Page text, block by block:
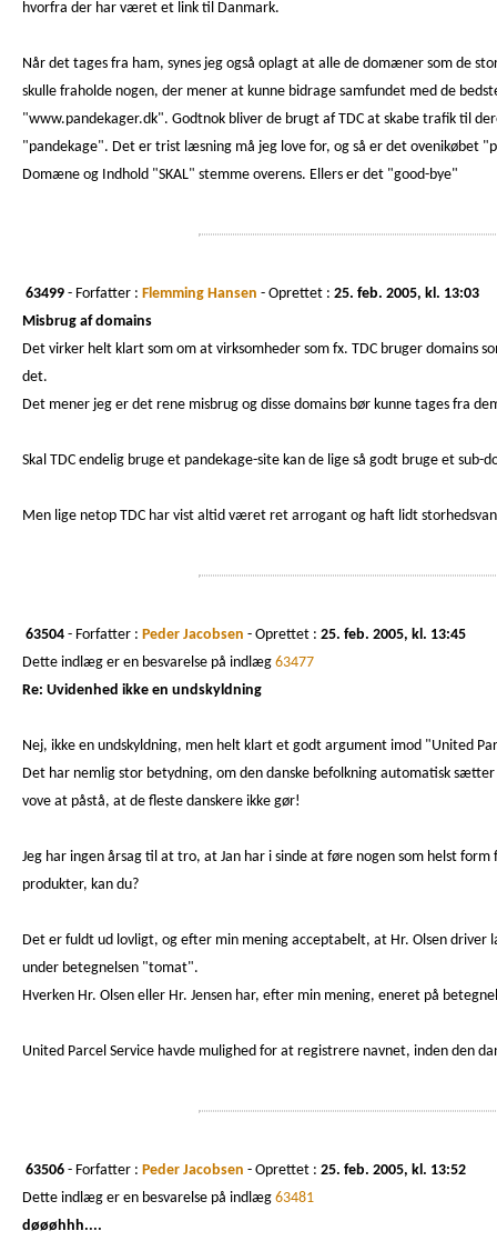
hvorfra der har været et link til Danmark.
Når det tages fra ham, synes jeg også oplagt at alle de domæner som de
skulle fraholde nogen, der mener at kunne bidrage samfundet med de
"www.pandekager.dk". Godtnok bliver de brugt af TDC at skabe trafik til
"pandekage". Det er trist læsning må jeg love for, og så er det ovenikøbet
Domæne og Indhold "SKAL" stemme overens. Ellers er det "good-bye"
63499 - Forfatter : Flemming Hansen - Oprettet : 25. feb. 2005, kl. 13:03
Misbrug af domains
Det virker helt klart som om at virksomheder som fx. TDC bruger domains
det.
Det mener jeg er det rene misbrug og disse domains bør kunne tages fra
Skal TDC endelig bruge et pandekage-site kan de lige så godt bruge et
Men lige netop TDC har vist altid været ret arrogant og haft lidt
63504 - Forfatter : Peder Jacobsen - Oprettet : 25. feb. 2005, kl. 13:45
Dette indlæg er en besvarelse på indlæg 63477
Re: Uvidenhed ikke en undskyldning
Nej, ikke en undskyldning, men helt klart et godt argument imod "United
Det har nemlig stor betydning, om den danske befolkning automatisk
vove at påstå, at de fleste danskere ikke gør!
Jeg har ingen årsag til at tro, at Jan har i sinde at føre nogen som helst
produkter, kan du?
Det er fuldt ud lovligt, og efter min mening acceptabelt, at Hr. Olsen
under betegnelsen "tomat".
Hverken Hr. Olsen eller Hr. Jensen har, efter min mening, eneret på
United Parcel Service havde mulighed for at registrere navnet, inden den
63506 - Forfatter : Peder Jacobsen - Oprettet : 25. feb. 2005, kl. 13:52
Dette indlæg er en besvarelse på indlæg 63481
døøøhhh....